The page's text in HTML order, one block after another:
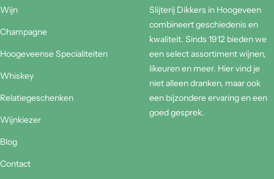
Wijn
Champagne
Hoogeveense Specialiteiten
Whiskey
Relatiegeschenken
Wijnkiezer
Blog
Contact
Slijterij Dikkers in Hoogeveen
combineert geschiedenis en
kwaliteit. Sinds 1912 bieden we
een select assortiment wijnen,
likeuren en meer. Hier vind je
niet alleen dranken, maar ook
een bijzondere ervaring en een
goed gesprek.